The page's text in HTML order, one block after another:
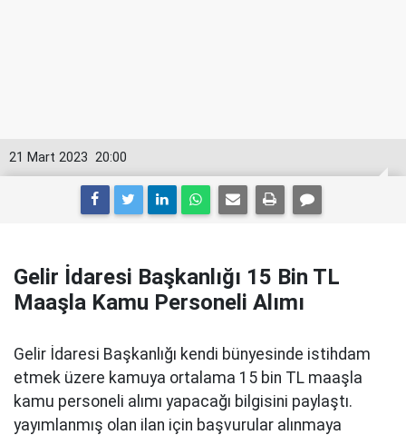
20:00
21 Mart 2023
Gelir İdaresi Başkanlığı 15 Bin TL
Maaşla Kamu Personeli Alımı
Gelir İdaresi Başkanlığı kendi bünyesinde istihdam
etmek üzere kamuya ortalama 15 bin TL maaşla
kamu personeli alımı yapacağı bilgisini paylaştı.
yayımlanmış olan ilan için başvurular alınmaya